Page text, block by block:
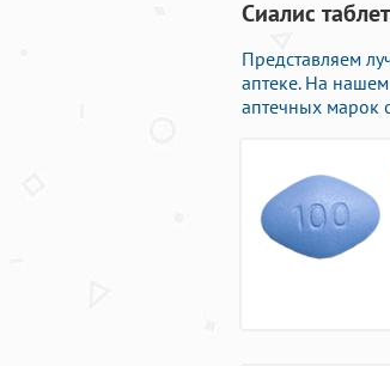
Сиалис
Представляем
аптеке. На
аптечных марок